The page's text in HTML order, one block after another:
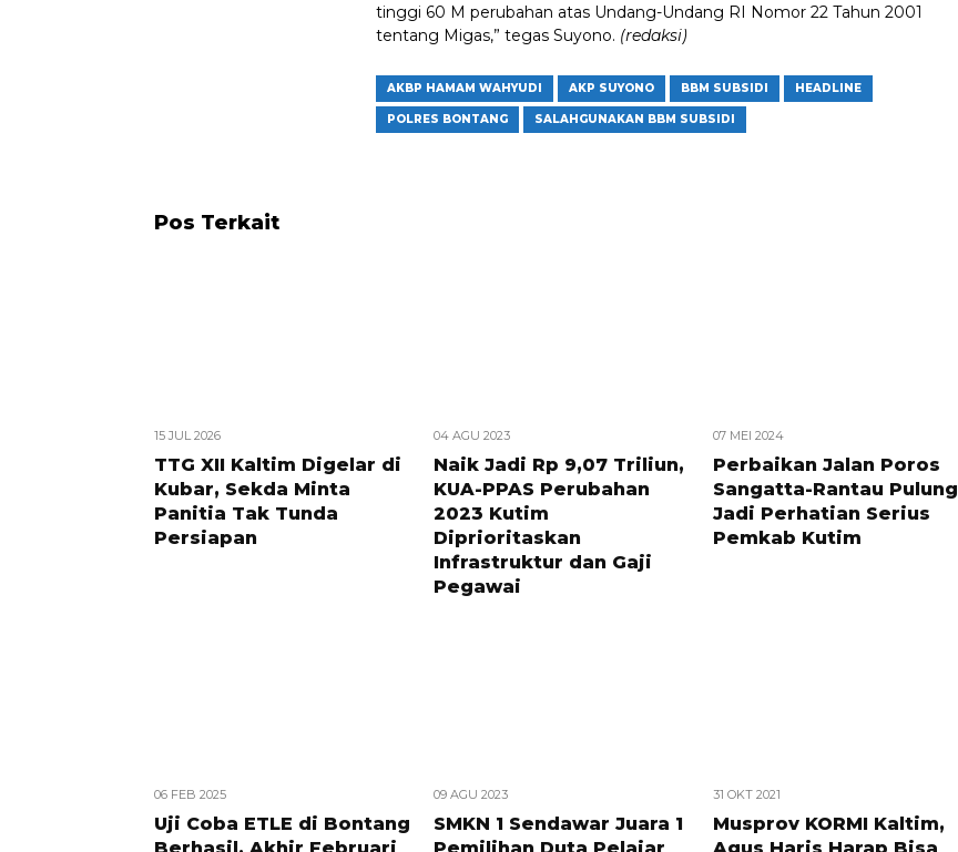
tinggi 60 M perubahan atas Undang-Undang RI Nomor 22 Tahun 2001
tentang Migas,” tegas Suyono. (redaksi)
AKBP HAMAM WAHYUDI AKP SUYONO BBM SUBSIDI HEADLINE
POLRES BONTANG SALAHGUNAKAN BBM SUBSIDI
Pos Terkait
15 JUL 2026
TTG XII Kaltim Digelar di
Kubar, Sekda Minta
Panitia Tak Tunda
Persiapan
04 AGU 2023
Naik Jadi Rp 9,07 Triliun,
KUA-PPAS Perubahan
2023 Kutim
Diprioritaskan
Infrastruktur dan Gaji
Pegawai
07 MEI 2024
Perbaikan Jalan Poros
Sangatta-Rantau Pulung
Jadi Perhatian Serius
Pemkab Kutim
06 FEB 2025
Uji Coba ETLE di Bontang
09 AGU 2023
SMKN 1 Sendawar Juara 1
31 OKT 2021
Musprov KORMI Kaltim,